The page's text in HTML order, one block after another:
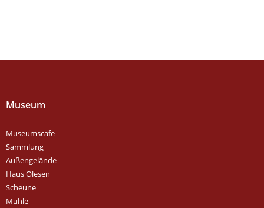
Museum
Museumscafe
Sammlung
Außengelände
Haus Olesen
Scheune
Mühle